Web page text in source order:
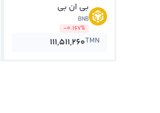
بی ان بی
BNB
-0.167%
111,511,260TMN